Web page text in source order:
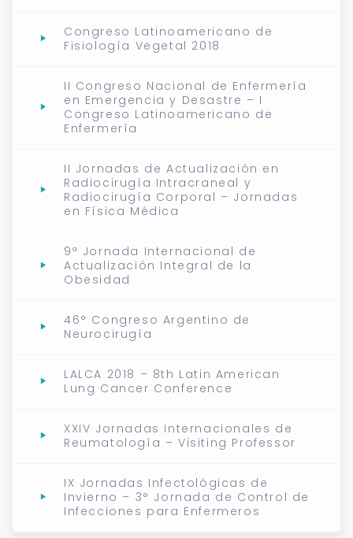
Congreso Latinoamericano de
Fisiología Vegetal 2018
II Congreso Nacional de Enfermería
en Emergencia y Desastre – I
Congreso Latinoamericano de
Enfermería
II Jornadas de Actualización en
Radiocirugía Intracraneal y
Radiocirugía Corporal – Jornadas
en Física Médica
9ª Jornada Internacional de
Actualización Integral de la
Obesidad
46° Congreso Argentino de
Neurocirugía
LALCA 2018 – 8th Latin American
Lung Cancer Conference
XXIV Jornadas Internacionales de
Reumatología – Visiting Professor
IX Jornadas Infectológicas de
Invierno – 3° Jornada de Control de
Infecciones para Enfermeros